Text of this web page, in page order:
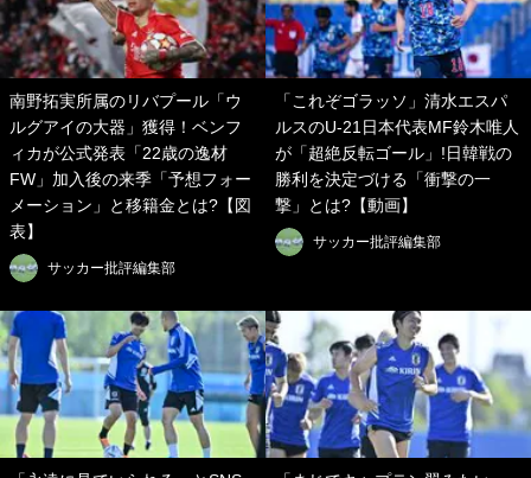
南野拓実所属のリバプール「ウ
ルグアイの大器」獲得！ベンフ
ィカが公式発表「22歳の逸材
FW」加入後の来季「予想フォー
メーション」と移籍金とは?【図
表】
サッカー批評編集部
「これぞゴラッソ」清水エスパ
ルスのU-21日本代表MF鈴木唯人
が「超絶反転ゴール」!日韓戦の
勝利を決定づける「衝撃の一
撃」とは?【動画】
サッカー批評編集部